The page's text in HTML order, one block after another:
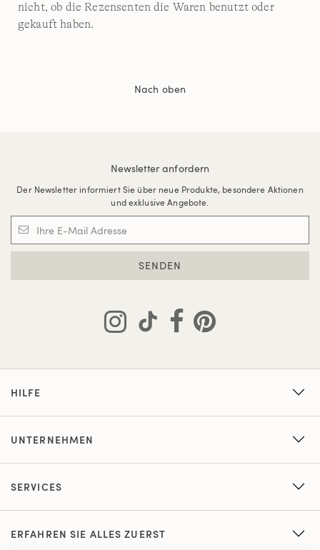
nicht, ob die Rezensenten die Waren benutzt oder
gekauft haben.
Nach oben
Newsletter anfordern
Der Newsletter informiert Sie über neue Produkte, besondere Aktionen
und exklusive Angebote.
SENDEN
HILFE
UNTERNEHMEN
SERVICES
ERFAHREN SIE ALLES ZUERST